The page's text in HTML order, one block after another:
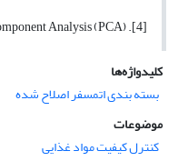
[4]. Principle Component Analysis (PCA)
کلیدواژه‌ها
بسته بندی اتمسفر اصلاح شده
موضوعات
کنترل کیفیت مواد غذایی